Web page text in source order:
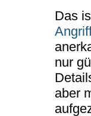
Das
nur
aber